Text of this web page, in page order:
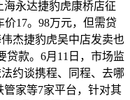
海永达捷豹虎康桥店征
17。98万元，但需贷
杰捷豹虎吴中店发卖也
贷款。6月11日，市场监
约谈携程、同程、去哪
家等7家平台，针对其